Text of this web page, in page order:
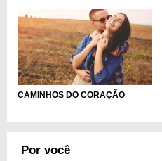
CAMINHOS DO CORAÇÃO
Por você